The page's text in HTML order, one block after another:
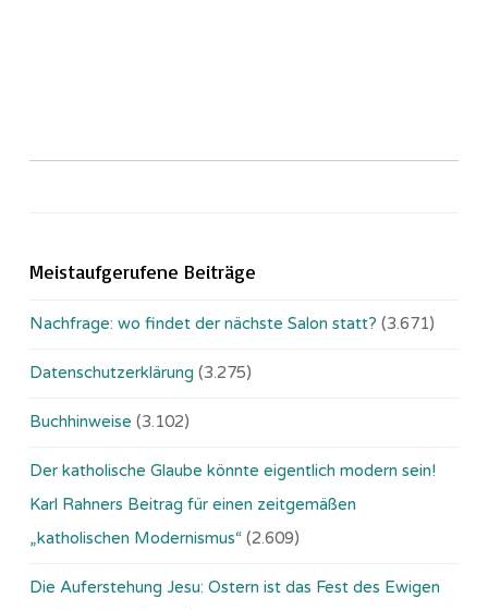
Meistaufgerufene Beiträge
Nachfrage: wo findet der nächste Salon statt? (3.671)
Datenschutzerklärung (3.275)
Buchhinweise (3.102)
Der katholische Glaube könnte eigentlich modern sein!
Karl Rahners Beitrag für einen zeitgemäßen
„katholischen Modernismus“ (2.609)
Die Auferstehung Jesu: Ostern ist das Fest des Ewigen